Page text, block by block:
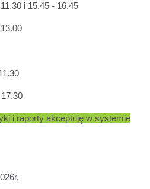
i 15.45 - 16.45
i raporty akceptuję w systemie